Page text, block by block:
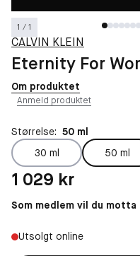
1 / 1
CALVIN KLEIN
Eternity For
Om produktet
Anmeld produktet
Størrelse: 50 ml
30 ml
50 ml
Pris: 1 029 kr
1 029 kr
Som medlem vil du motta
Utsolgt online